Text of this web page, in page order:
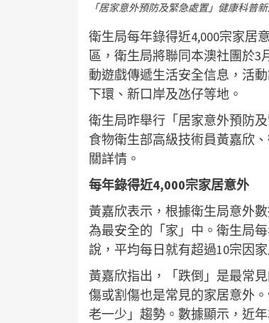
「居家意外預防及緊急處置」健康科普
衛生局每年錄得近4,000宗家居
區，衛生局將聯同本澳社團於3
動遊戲傳遞生活安全信息，活
下環、新口岸及氹仔等地。
衛生局昨舉行「居家意外預防
食物衛生部高級技術員黃嘉欣
關詳情。
每年錄得近4,000宗家居意外
黃嘉欣表示，根據衛生局意外
為最安全的「家」中。衛生局
說，平均每日就有超過10宗因
黃嘉欣指出，「跌倒」是最常
傷或割傷也是常見的家居意外
老一少」趨勢。數據顯示，近